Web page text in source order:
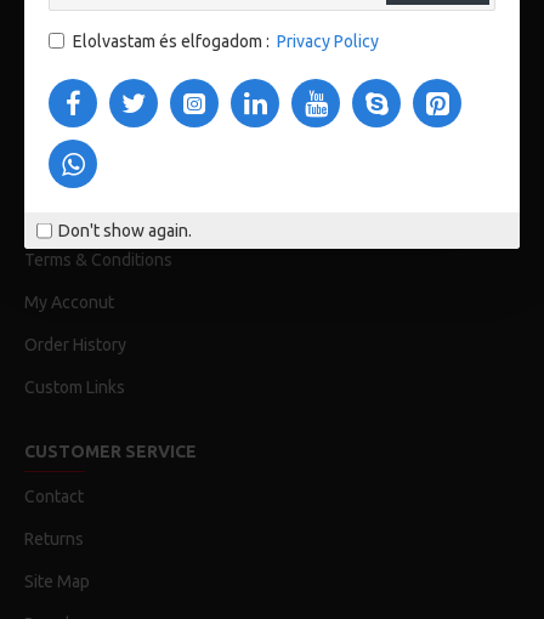
Elolvastam és elfogadom : Privacy Policy
Don't show again.
123 Main St. London, UK
CUSTOM LINKS
About Us
Delivery
Terms & Conditions
My Acconut
Order History
Custom Links
CUSTOMER SERVICE
Contact
Returns
Site Map